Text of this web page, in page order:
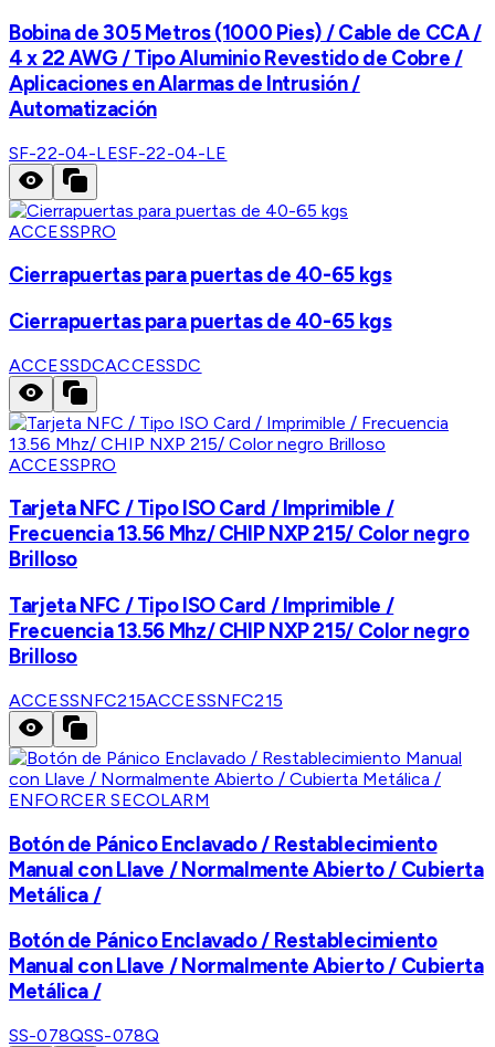
Bobina de 305 Metros (1000 Pies) / Cable de CCA /
4 x 22 AWG / Tipo Aluminio Revestido de Cobre /
Aplicaciones en Alarmas de Intrusión /
Automatización
SF-22-04-LESF-22-04-LE
ACCESSPRO
Cierrapuertas para puertas de 40-65 kgs
Cierrapuertas para puertas de 40-65 kgs
ACCESSDCACCESSDC
ACCESSPRO
Tarjeta NFC / Tipo ISO Card / Imprimible /
Frecuencia 13.56 Mhz/ CHIP NXP 215/ Color negro
Brilloso
Tarjeta NFC / Tipo ISO Card / Imprimible /
Frecuencia 13.56 Mhz/ CHIP NXP 215/ Color negro
Brilloso
ACCESSNFC215ACCESSNFC215
ENFORCER SECOLARM
Botón de Pánico Enclavado / Restablecimiento
Manual con Llave / Normalmente Abierto / Cubierta
Metálica /
Botón de Pánico Enclavado / Restablecimiento
Manual con Llave / Normalmente Abierto / Cubierta
Metálica /
SS-078QSS-078Q